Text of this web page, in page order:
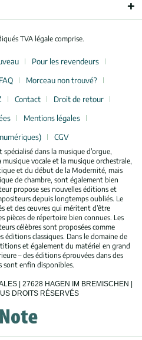
TVA légale comprise.
Pour les revendeurs
FAQ
Morceau non trouvé?
Contact
Droit de retour
Mentions légales
CGV
dans la musique d’orgue,
musique vocale et la musique orchestrale,
et du début de la Modernité, mais
de chambre, sont également bien
propose ses nouvelles éditions et
depuis longtemps oubliés. Le
et des œuvres qui méritent d’être
pièces de répertoire bien connues. Les
célèbres sont proposées comme
éditions classiques. Dans le domaine de
et également du matériel en grand
– des éditions éprouvées dans des
sont enfin disponibles.
| 27628 HAGEN IM BREMISCHEN |
DROITS RÉSERVÉS